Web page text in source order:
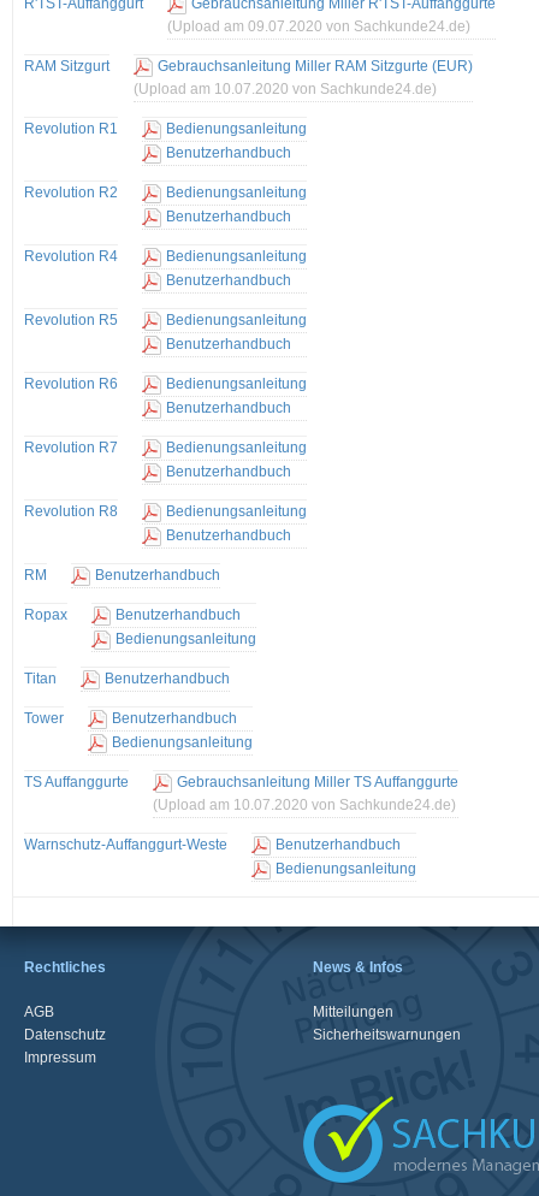
R'TST-Auffanggurt
Gebrauchsanleitung Miller R'TST-Auffanggurte
(Upload am 09.07.2020 von Sachkunde24.de)
RAM Sitzgurt
Gebrauchsanleitung Miller RAM Sitzgurte (EUR)
(Upload am 10.07.2020 von Sachkunde24.de)
Revolution R1
Bedienungsanleitung
Benutzerhandbuch
Revolution R2
Bedienungsanleitung
Benutzerhandbuch
Revolution R4
Bedienungsanleitung
Benutzerhandbuch
Revolution R5
Bedienungsanleitung
Benutzerhandbuch
Revolution R6
Bedienungsanleitung
Benutzerhandbuch
Revolution R7
Bedienungsanleitung
Benutzerhandbuch
Revolution R8
Bedienungsanleitung
Benutzerhandbuch
RM Benutzerhandbuch
Ropax
Benutzerhandbuch
Bedienungsanleitung
Titan Benutzerhandbuch
Tower
Benutzerhandbuch
Bedienungsanleitung
TS Auffanggurte
Gebrauchsanleitung Miller TS Auffanggurte
(Upload am 10.07.2020 von Sachkunde24.de)
Warnschutz-Auffanggurt-Weste
Benutzerhandbuch
Bedienungsanleitung
Rechtliches
AGB
Datenschutz
Impressum
News & Infos
Mitteilungen
Sicherheitswarnungen